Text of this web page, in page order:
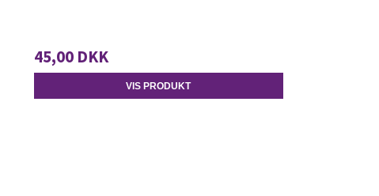
45,00 DKK
VIS PRODUKT